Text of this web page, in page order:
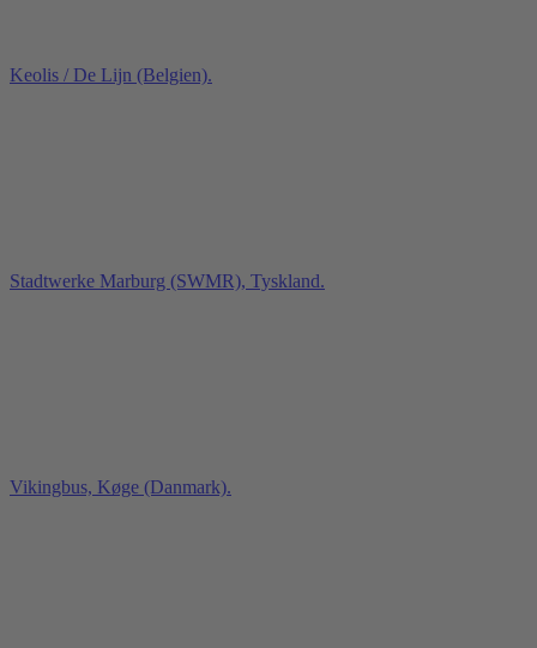
Keolis / De Lijn (Belgien).
Stadtwerke Marburg (SWMR), Tyskland.
Vikingbus, Køge (Danmark).